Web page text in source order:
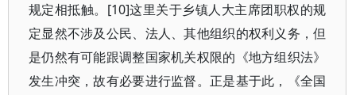
规定相抵触。[10]这里关于乡镇人大主席团职权的规
定显然不涉及公民、法人、其他组织的权利义务，但
是仍然有可能跟调整国家机关权限的《地方组织法》
发生冲突，故有必要进行监督。正是基于此，《全国